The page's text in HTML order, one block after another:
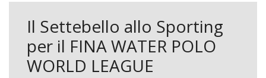
Il Settebello allo Sporting
per il FINA WATER POLO
WORLD LEAGUE